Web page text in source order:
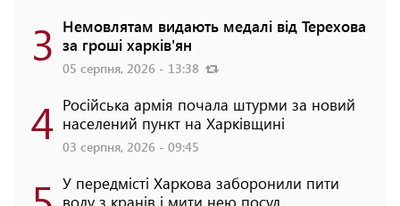
3 Немовлятам видають медалі від Терехова
за гроші харків'ян
05 серпня, 2026 - 13:38
4 Російська армія почала штурми за новий
населений пункт на Харківщині
03 серпня, 2026 - 09:45
У передмісті Харкова заборонили пити
воду з кранів і мити нею посуд